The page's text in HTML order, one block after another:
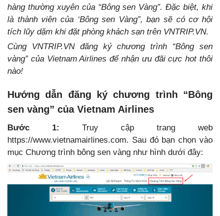
hàng thường xuyên của “Bông sen Vàng”. Đặc biệt, khi
là thành viên của ‘Bông sen Vàng”, bạn sẽ có cơ hội
tích lũy dặm khi đặt phòng khách sạn trên VNTRIP.VN.
Cùng VNTRIP.VN đăng ký chương trình “Bông sen
vàng” của Vietnam Airlines để nhận ưu đãi cực hot thôi
nào!
Hướng dẫn đăng ký chương trình “Bông
sen vàng” của Vietnam Airlines
Bước 1:
Truy cập trang web
https://www.vietnamairlines.com. Sau đó bạn chọn vào
mục Chương trình bông sen vàng như hình dưới đây: